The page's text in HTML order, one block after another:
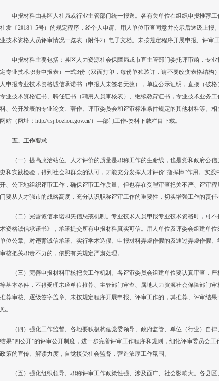
申报材料由县区人社局或行业主管部门统一报送。各有关单位在组织申报推荐
社发〔2018〕5号）的规定程序，经个人申请、用人单位审查同意并公示后逐级上
业技术资格人员评审情况一览表（附件2）电子文档。未按规定程序开展申报、评审
申报材料主要包括：县区人力资源社会保障局或市直主管部门委托评审函，专
定专业技术职务申报表）一式3份（双面打印，每份单独装订，请不要改变表格结
人申报专业技术资格诚信承诺书（申报人未签名无效），单位公示证明，直接（破
专业技术资格证书、聘任证书（聘用人员审核表）、继续教育证书，专业技术业务
料、公开发表的专业论文、著作、评审委员会和评审标准条件规定的其他材料等。
网站（网址：http://rsj.bozhou.gov.cn/）—部门工作-资料下载栏目下载。
五、工作要求
（一）提高政治站位。人才评价的质量是职称工作的生命线，也是党和政府公
史和实践检验，得到社会和群众的认可，才能充分发挥人才评价“指挥棒”作用。实
开、公正地组织评审工作，确保评审工作质量。但也存在受理审查把关不严、评审
门要从人才强市的战略高度，充分认识职称评审工作的重要性，切实增强工作的责任
（二）完善诚信承诺和失信惩戒机制。专业技术人员申报专业技术资格时，可
术资格诚信承诺书》，承诺提交所有申报材料真实可信。用人单位及评委会组建单
单位公章。对违背诚信承诺、实行学术造假、申报材料弄虚作假的及通过弄虚作假
审核把关职责不力的，依照有关规定严肃处理。
（三）完善申报材料审核把关工作机制。各评审委员会组建单位要认真审查，
等基本条件，不得受理未经单位推荐、主管部门审查、属地人力资源社会保障部门
推荐审核、逐级签字盖章。未按规定程序开展申报、评审工作的，其推荐、评审结
见。
（四）强化工作监督。各地要积极构建党委领导、政府监管、单位（行业）自
结果“四公开”的评审公开制度，进一步完善评审工作程序和规则，细化评审委员会
政策的宣传、解读力度，自觉接受社会监督，营造浓厚工作氛围。
（五）强化组织领导。职称评审工作政策性强、涉及面广、社会影响大。各县